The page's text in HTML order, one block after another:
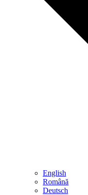
English
Română
Deutsch